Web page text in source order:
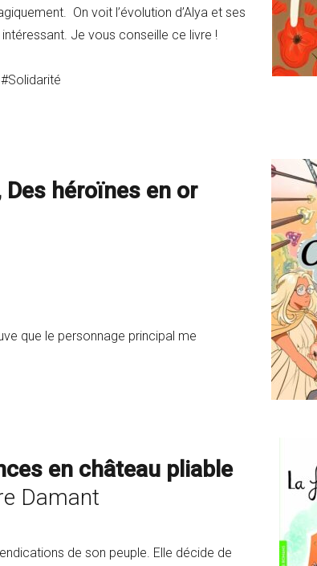
On voit l’évolution d’Alya et ses
Je vous conseille ce livre !
Des héroïnes en or
que le personnage principal me
en château pliable
Damant
de son peuple. Elle décide de